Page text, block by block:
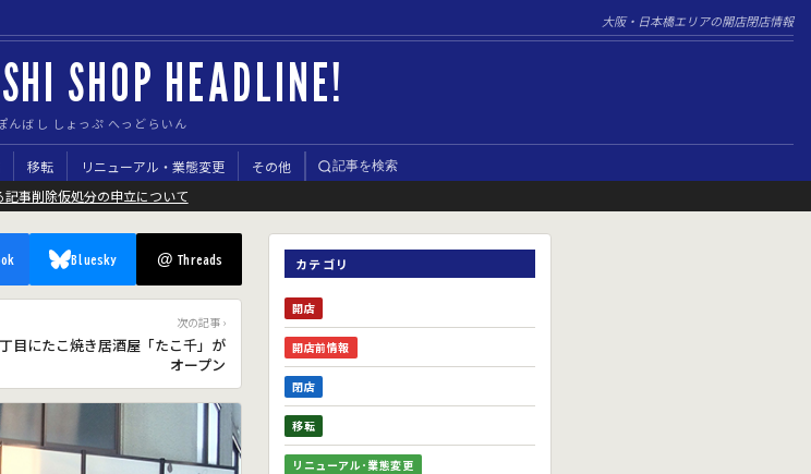
大阪・日本橋エリアの開店閉店情報
SHOP HEADLINE!
んばし しょっぷ へっどらいん
移転 リニューアル・業態変更 その他 記事を検索
記事削除仮処分の申立について
Bluesky @ Threads
次の記事 ›
目にたこ焼き居酒屋「たこ千」が
オープン
カテゴリ
開店
開店前情報
閉店
移転
リニューアル･業態変更